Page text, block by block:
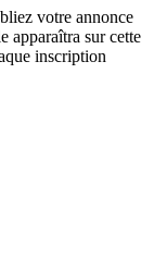
votre annonce
apparaîtra sur cette
inscription